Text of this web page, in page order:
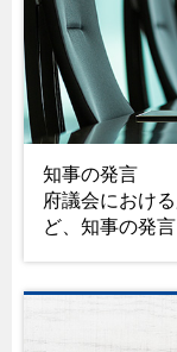
知事の発言
府議会におけ
ど、知事の発